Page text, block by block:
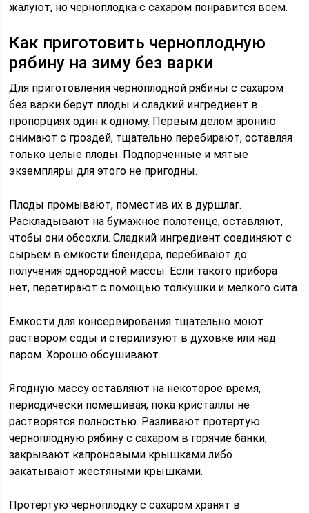
жалуют, но черноплодка с сахаром понравится всем.
Как приготовить черноплодную
рябину на зиму без варки
Для приготовления черноплодной рябины с сахаром
без варки берут плоды и сладкий ингредиент в
пропорциях один к одному. Первым делом аронию
снимают с гроздей, тщательно перебирают, оставляя
только целые плоды. Подпорченные и мятые
экземпляры для этого не пригодны.
Плоды промывают, поместив их в дуршлаг.
Раскладывают на бумажное полотенце, оставляют,
чтобы они обсохли. Сладкий ингредиент соединяют с
сырьем в емкости блендера, перебивают до
получения однородной массы. Если такого прибора
нет, перетирают с помощью толкушки и мелкого сита.
Емкости для консервирования тщательно моют
раствором соды и стерилизуют в духовке или над
паром. Хорошо обсушивают.
Ягодную массу оставляют на некоторое время,
периодически помешивая, пока кристаллы не
растворятся полностью. Разливают протертую
черноплодную рябину с сахаром в горячие банки,
закрывают капроновыми крышками либо
закатывают жестяными крышками.
Протертую черноплодку с сахаром хранят в